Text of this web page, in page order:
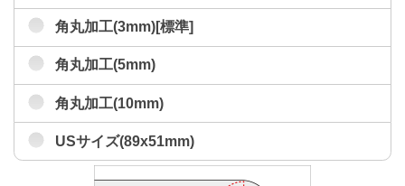
角丸加工(3mm)[標準]
角丸加工(5mm)
角丸加工(10mm)
USサイズ(89x51mm)